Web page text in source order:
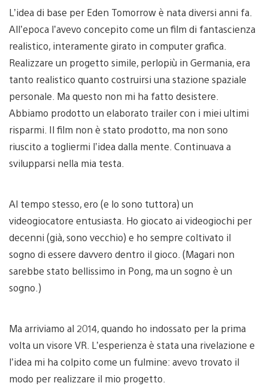
L’idea di base per Eden Tomorrow è nata diversi anni fa.
All’epoca l’avevo concepito come un film di fantascienza
realistico, interamente girato in computer grafica.
Realizzare un progetto simile, perlopiù in Germania, era
tanto realistico quanto costruirsi una stazione spaziale
personale. Ma questo non mi ha fatto desistere.
Abbiamo prodotto un elaborato trailer con i miei ultimi
risparmi. Il film non è stato prodotto, ma non sono
riuscito a togliermi l’idea dalla mente. Continuava a
svilupparsi nella mia testa.
Al tempo stesso, ero (e lo sono tuttora) un
videogiocatore entusiasta. Ho giocato ai videogiochi per
decenni (già, sono vecchio) e ho sempre coltivato il
sogno di essere davvero dentro il gioco. (Magari non
sarebbe stato bellissimo in Pong, ma un sogno è un
sogno.)
Ma arriviamo al 2014, quando ho indossato per la prima
volta un visore VR. L’esperienza è stata una rivelazione e
l’idea mi ha colpito come un fulmine: avevo trovato il
modo per realizzare il mio progetto.